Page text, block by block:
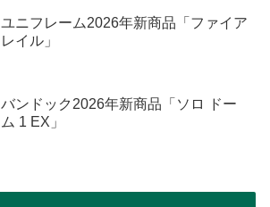
ユニフレーム2026年新商品「ファイア
レイル」
バンドック2026年新商品「ソロ ドー
ム 1 EX」